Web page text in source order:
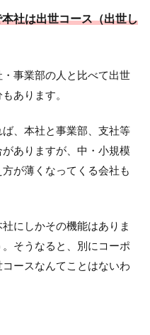
社は出世コース（出世し
事業部の人と比べて出世
あります。
、本社と事業部、支社等
ありますが、中・小規模
が薄くなってくる会社も
にしかその機能はありま
そうなると、別にコーポ
ースなんてことはないわ